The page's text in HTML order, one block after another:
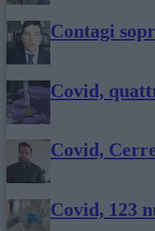
Contagi
Covid,
Covid,
Covid, 123